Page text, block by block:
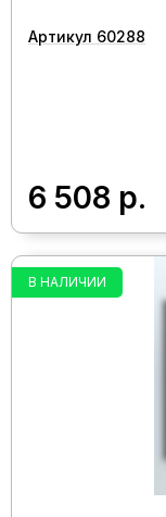
Артикул 60288
6 508 р.
В НАЛИЧИИ